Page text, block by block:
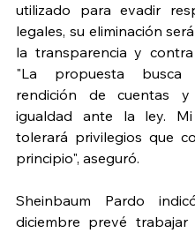
utilizado para evadir
legales, su eliminación
la transparencia y
"La propuesta busca
rendición de cuentas
igualdad ante la ley.
tolerará privilegios que
principio", aseguró.
Sheinbaum Pardo
diciembre prevé trabajar